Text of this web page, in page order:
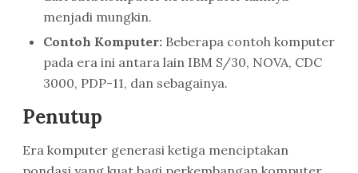
menjadi mungkin.
Contoh Komputer: Beberapa contoh komputer
pada era ini antara lain IBM S/30, NOVA, CDC
3000, PDP-11, dan sebagainya.
Penutup
Era komputer generasi ketiga menciptakan